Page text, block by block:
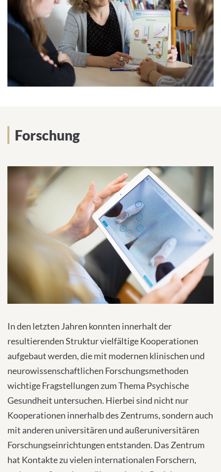
Forschung
In den letzten Jahren konnten innerhalt der
resultierenden Struktur vielfältige Kooperationen
aufgebaut werden, die mit modernen klinischen und
neurowissenschaftlichen Forschungsmethoden
wichtige Fragstellungen zum Thema Psychische
Gesundheit untersuchen. Hierbei sind nicht nur
Kooperationen innerhalb des Zentrums, sondern auch
mit anderen universitären und außeruniversitären
Forschungseinrichtungen entstanden. Das Zentrum
hat Kontakte zu vielen internationalen Forschern,